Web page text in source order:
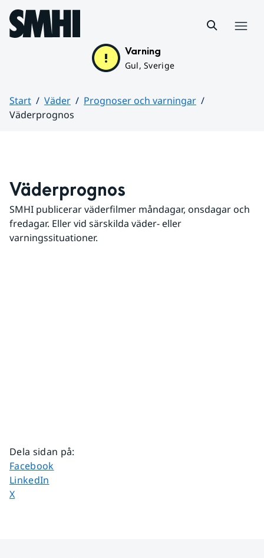
Hoppa till sidans innehåll
Varning
Gul, Sverige
Start Väder
Prognoser och varningar
Väderprognos
Väderprognos
SMHI publicerar väderfilmer måndagar, onsdagar och
fredagar. Eller vid särskilda väder- eller
varningssituationer.
Dela sidan på:
Dela sidan på
Facebook
Dela sidan på
LinkedIn
Dela sidan på
X